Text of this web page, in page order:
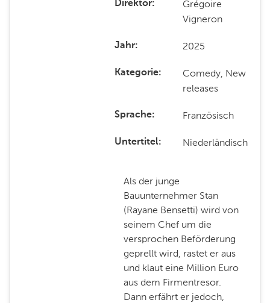
Direktor
Grégoire
Vigneron
Jahr 2025
Kategorie
Comedy, New
releases
Sprache Französisch
Untertitel Niederländisch
Als der junge
Bauunternehmer Stan
(Rayane Bensetti) wird von
seinem Chef um die
versprochen Beförderung
geprellt wird, rastet er aus
und klaut eine Million Euro
aus dem Firmentresor.
Dann erfährt er jedoch,